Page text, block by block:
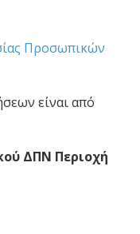
Προσωπικών
είναι από
ΔΠΝ Περιοχή